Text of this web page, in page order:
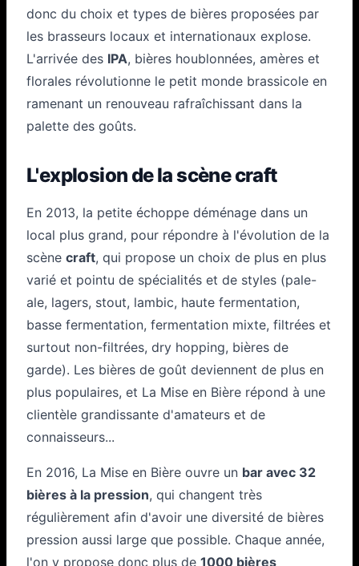
donc du choix et types de bières proposées par
les brasseurs locaux et internationaux explose.
L'arrivée des IPA, bières houblonnées, amères et
florales révolutionne le petit monde brassicole en
ramenant un renouveau rafraîchissant dans la
palette des goûts.
L'explosion de la scène craft
En 2013, la petite échoppe déménage dans un
local plus grand, pour répondre à l'évolution de la
scène craft, qui propose un choix de plus en plus
varié et pointu de spécialités et de styles (pale-
ale, lagers, stout, lambic, haute fermentation,
basse fermentation, fermentation mixte, filtrées et
surtout non-filtrées, dry hopping, bières de
garde). Les bières de goût deviennent de plus en
plus populaires, et La Mise en Bière répond à une
clientèle grandissante d'amateurs et de
connaisseurs...
En 2016, La Mise en Bière ouvre un bar avec 32
bières à la pression, qui changent très
régulièrement afin d'avoir une diversité de bières
pression aussi large que possible. Chaque année,
l'on y propose donc plus de 1000 bières